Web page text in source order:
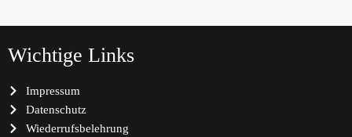
Wichtige Links
Impressum
Datenschutz
Wiederrufsbelehrung